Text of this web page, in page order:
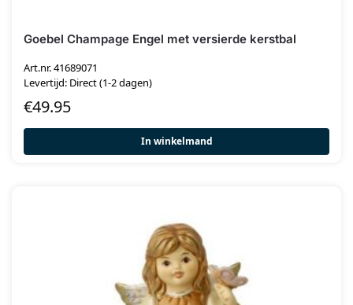
Goebel Champage Engel met versierde kerstbal
Art.nr. 41689071
Levertijd: Direct (1-2 dagen)
€49.95
In winkelmand